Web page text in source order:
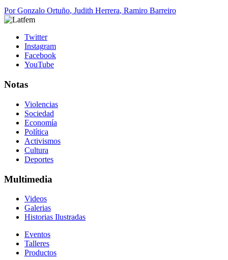
PorGonzalo Ortuño, Judith Herrera, Ramiro Barreiro
Twitter
Instagram
Facebook
YouTube
Notas
Violencias
Sociedad
Economía
Política
Activismos
Cultura
Deportes
Multimedia
Videos
Galerias
Historias Ilustradas
Eventos
Talleres
Productos